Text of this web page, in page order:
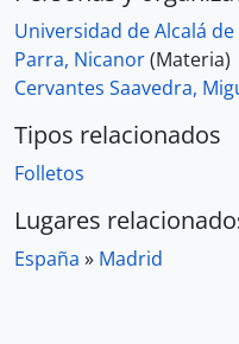
Universidad de Alcalá
Parra, Nicanor(Materia)
Cervantes Saavedra,
Tipos relacionados
Folletos
Lugares
España » Madrid